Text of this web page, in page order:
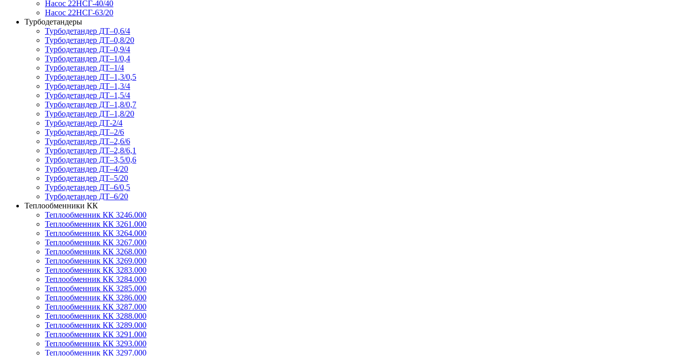
Насос 22НСГ-40/40
Насос 22НСГ-63/20
Турбодетандеры
Турбодетандер ДТ–0,6/4
Турбодетандер ДТ–0,8/20
Турбодетандер ДТ–0,9/4
Турбодетандер ДТ–1/0,4
Турбодетандер ДТ–1/4
Турбодетандер ДТ–1,3/0,5
Турбодетандер ДТ–1,3/4
Турбодетандер ДТ–1,5/4
Турбодетандер ДТ–1,8/0,7
Турбодетандер ДТ–1,8/20
Турбодетандер ДТ-2/4
Турбодетандер ДТ–2/6
Турбодетандер ДТ–2,6/6
Турбодетандер ДТ–2,8/6,1
Турбодетандер ДТ–3,5/0,6
Турбодетандер ДТ–4/20
Турбодетандер ДТ–5/20
Турбодетандер ДТ–6/0,5
Турбодетандер ДТ–6/20
Теплообменники КК
Теплообменник КК 3246.000
Теплообменник КК 3261.000
Теплообменник КК 3264.000
Теплообменник КК 3267.000
Теплообменник КК 3268.000
Теплообменник КК 3269.000
Теплообменник КК 3283.000
Теплообменник КК 3284.000
Теплообменник КК 3285.000
Теплообменник КК 3286.000
Теплообменник КК 3287.000
Теплообменник КК 3288.000
Теплообменник КК 3289.000
Теплообменник КК 3291.000
Теплообменник КК 3293.000
Теплообменник КК 3297.000